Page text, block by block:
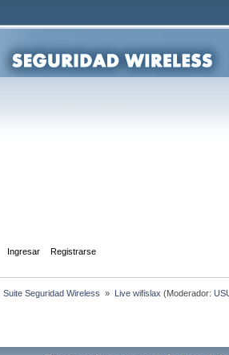
Ingresar Registrarse
Suite Seguridad Wireless » Live wifislax (Moderador: